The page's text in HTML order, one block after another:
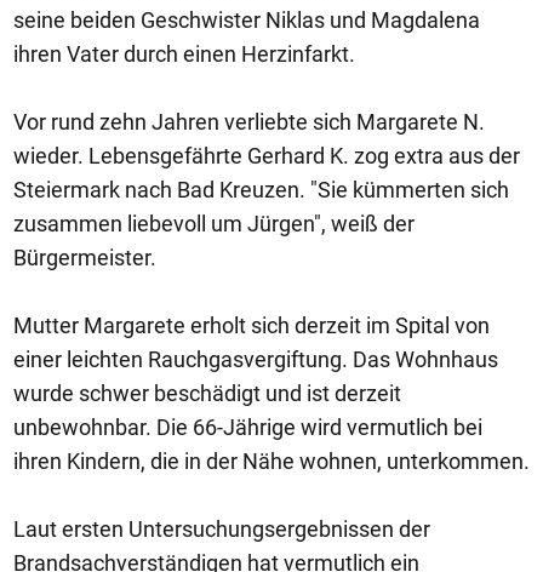
seine beiden Geschwister Niklas und Magdalena
ihren Vater durch einen Herzinfarkt.
Vor rund zehn Jahren verliebte sich Margarete N.
wieder. Lebensgefährte Gerhard K. zog extra aus der
Steiermark nach Bad Kreuzen. "Sie kümmerten sich
zusammen liebevoll um Jürgen", weiß der
Bürgermeister.
Mutter Margarete erholt sich derzeit im Spital von
einer leichten Rauchgasvergiftung. Das Wohnhaus
wurde schwer beschädigt und ist derzeit
unbewohnbar. Die 66-Jährige wird vermutlich bei
ihren Kindern, die in der Nähe wohnen, unterkommen.
Laut ersten Untersuchungsergebnissen der
Brandsachverständigen hat vermutlich ein